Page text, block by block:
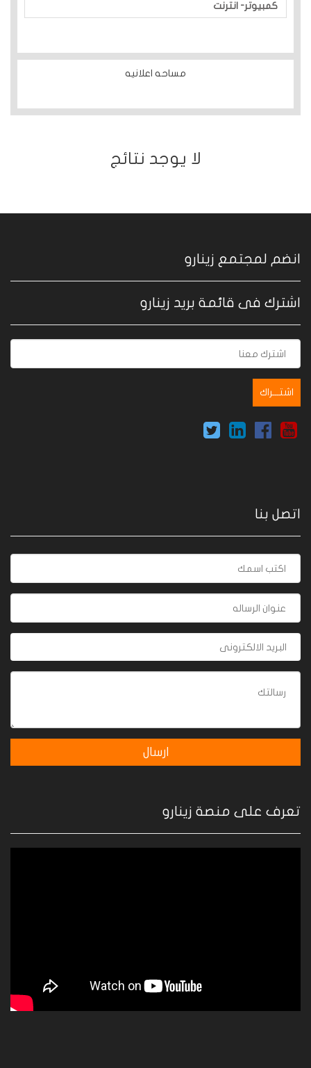
كمبيوتر- انترنت
مساحه اعلانيه
ﻻ يوجد نتائج
انضم لمجتمع زينارو
اشترك فى قائمة بريد زينارو
اتصل بنا
تعرف على منصة زينارو